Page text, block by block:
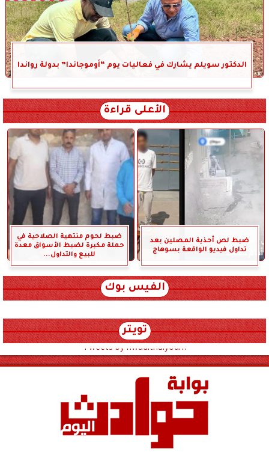
الدكتور سويلم يشارك في فعاليات يوم “أوموجاندا” بدولة رواندا
الأعلى قراءة
ضبط لص أحذية المصلين بعد
تداول فيديو الواقعة بسوهاج
ضبط لحوم منتهية الصلاحية في
حملة مكبرة لضبط الأسواق معدة
للبيع والتداول...
الفيس بوك
تويتر
Tweets by hwadithalyoum